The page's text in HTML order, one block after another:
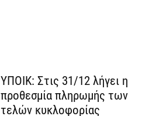
ΥΠΟΙΚ: Στις 31/12 λήγει η
προθεσμία πληρωμής των
τελών κυκλοφορίας